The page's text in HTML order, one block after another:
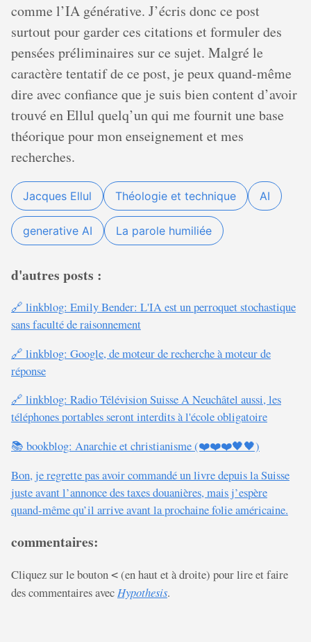
comme l’IA générative. J’écris donc ce post
surtout pour garder ces citations et formuler des
pensées préliminaires sur ce sujet. Malgré le
caractère tentatif de ce post, je peux quand-même
dire avec confiance que je suis bien content d’avoir
trouvé en Ellul quelq’un qui me fournit une base
théorique pour mon enseignement et mes
recherches.
Jacques Ellul Théologie et technique AI
generative AI La parole humiliée
d'autres posts :
🔗 linkblog: Emily Bender: L'IA est un perroquet stochastique
sans faculté de raisonnement
🔗 linkblog: Google, de moteur de recherche à moteur de
réponse
🔗 linkblog: Radio Télévision Suisse A Neuchâtel aussi, les
téléphones portables seront interdits à l'école obligatoire
📚 bookblog: Anarchie et christianisme (❤️❤️❤️🖤🖤)
Bon, je regrette pas avoir commandé un livre depuis la Suisse
juste avant l’annonce des taxes douanières, mais j’espère
quand-même qu’il arrive avant la prochaine folie américaine.
commentaires:
Cliquez sur le bouton < (en haut et à droite) pour lire et faire
des commentaires avec Hypothesis.